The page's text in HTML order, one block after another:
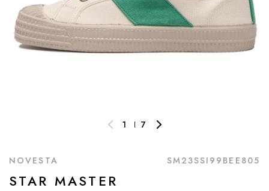
1 7
NOVESTA SM23SSI99BEE805
STAR MASTER